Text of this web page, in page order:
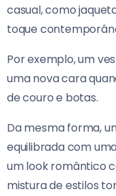
casual, como
toque
Por exemplo, um
uma nova cara
de couro e botas.
Da mesma forma,
equilibrada com
um look romântico
mistura de estilos